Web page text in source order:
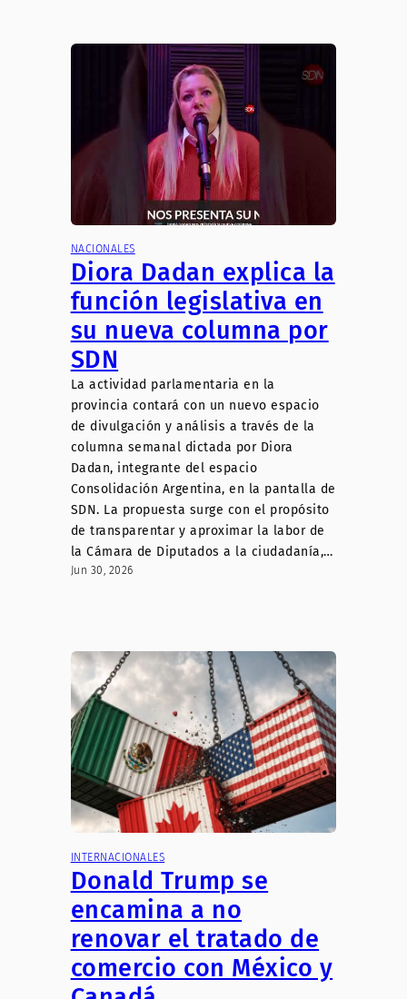
NACIONALES
Diora Dadan explica la
función legislativa en
su nueva columna por
SDN
La actividad parlamentaria en la
provincia contará con un nuevo espacio
de divulgación y análisis a través de la
columna semanal dictada por Diora
Dadan, integrante del espacio
Consolidación Argentina, en la pantalla de
SDN. La propuesta surge con el propósito
de transparentar y aproximar la labor de
la Cámara de Diputados a la ciudadanía,…
Jun 30, 2026
INTERNACIONALES
Donald Trump se
encamina a no
renovar el tratado de
comercio con México y